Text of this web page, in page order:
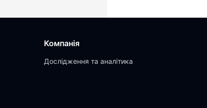
Компанія
Дослідження та аналітика